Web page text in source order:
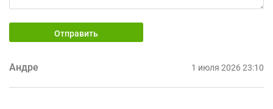
Отправить
Андре 1 июля 2026 23:10